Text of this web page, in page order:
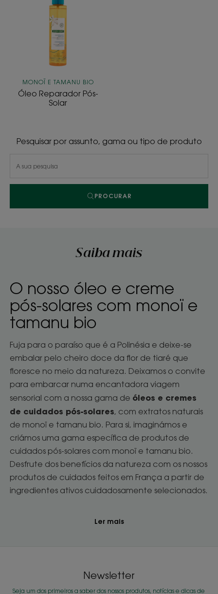
Pós-
Solar
MONOÏ E TAMANU BIO
Óleo Reparador Pós-
Solar
Pesquisar por assunto, gama ou tipo de produto
PROCURAR
Saiba mais
O nosso óleo e creme
pós-solares com monoï e
tamanu bio
Fuja para o paraíso que é a Polinésia e deixe-se
embalar pelo cheiro doce da flor de tiaré que
floresce no meio da natureza. Deixamos o convite
para embarcar numa encantadora viagem
sensorial com a nossa gama de óleos e cremes
de cuidados pós-solares, com extratos naturais
de monoï e tamanu bio. Para si, imaginámos e
criámos uma gama específica de produtos de
cuidados pós-solares com monoï e tamanu bio.
Desfrute dos benefícios da natureza com os nossos
produtos de cuidados feitos em França a partir de
ingredientes ativos cuidadosamente selecionados.
Ler mais
Newsletter
Seja um dos primeiros a saber dos nossos produtos, notícias e dicas de